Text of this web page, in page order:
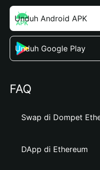
Unduh Android APK
Unduh Google Play
FAQ
Swap di Dompet
DApp di Ethereum